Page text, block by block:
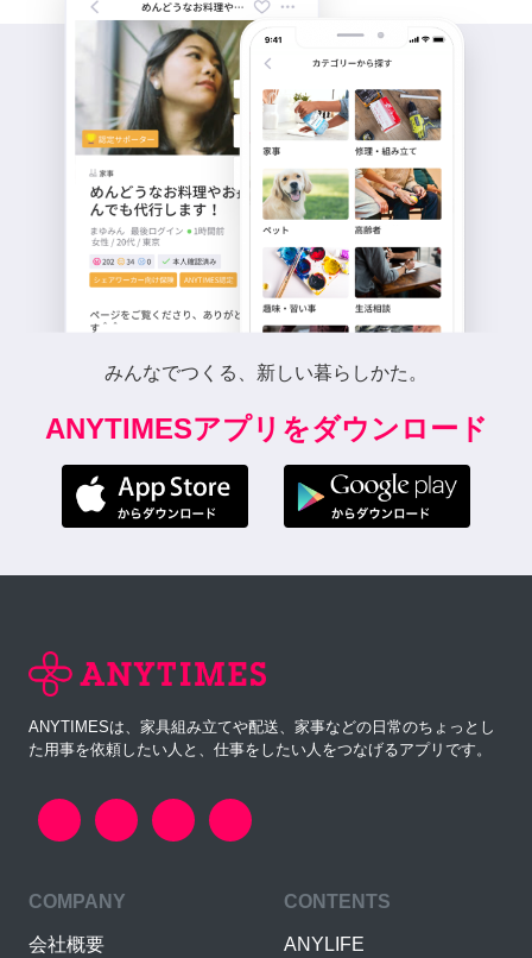
みんなでつくる、新しい暮らしかた。
ANYTIMESアプリをダウンロード
ANYTIMESは、家具組み立てや配送、家事などの日常のちょっとし
た用事を依頼したい人と、仕事をしたい人をつなげるアプリです。
COMPANY
会社概要
CONTENTS
ANYLIFE